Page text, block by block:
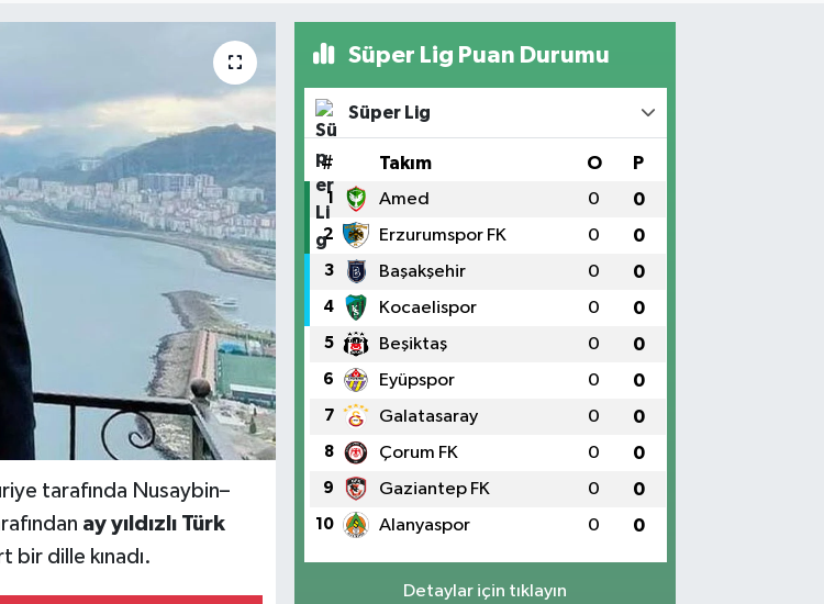
tarafında Nusaybin–
ay yıldızlı Türk
bir dille kınadı.
Süper Lig Puan Durumu
Süper Lig
# Takım O P
1 Amed 0 0
2 Erzurumspor FK 0 0
3 Başakşehir 0 0
4 Kocaelispor 0 0
5 Beşiktaş 0 0
6 Eyüpspor 0 0
7 Galatasaray 0 0
8 Çorum FK 0 0
9 Gaziantep FK 0 0
10 Alanyaspor 0 0
Detaylar için tıklayın